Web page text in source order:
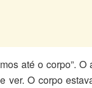
até o corpo”.
ver. O corpo